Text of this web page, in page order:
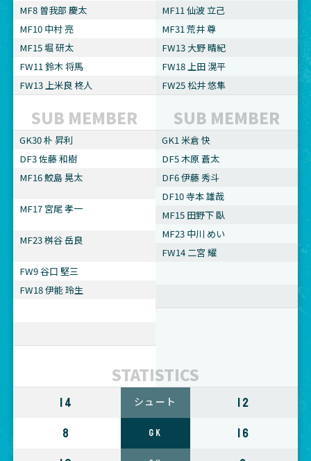
MF8 曽我部 慶太
MF10 中村 亮
MF15 堀 研太
FW11 鈴木 将馬
FW13 上米良 柊人
SUB MEMBER
GK30 朴 昇利
DF3 佐藤 和樹
MF16 鮫島 晃太
MF17 宮尾 孝一
MF23 桝谷 岳良
FW9 谷口 堅三
FW18 伊能 玲生
STATISTICS
14 シュート
12
8
GK
16
MF11 仙波 立己
MF31 荒井 尊
FW13 大野 晴紀
FW18 上田 滉平
FW25 松井 悠隼
SUB MEMBER
GK1 米倉 快
DF5 木原 蒼太
DF6 伊藤 秀斗
DF10 寺本 雄哉
MF15 田野下 臥
MF23 中川 めい
FW14 二宮 耀